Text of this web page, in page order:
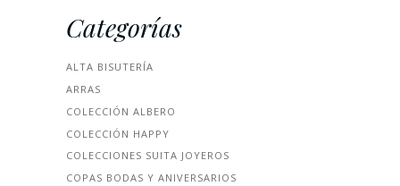
Categorías
ALTA BISUTERÍA
ARRAS
COLECCIÓN ALBERO
COLECCIÓN HAPPY
COLECCIONES SUITA JOYEROS
COPAS BODAS Y ANIVERSARIOS